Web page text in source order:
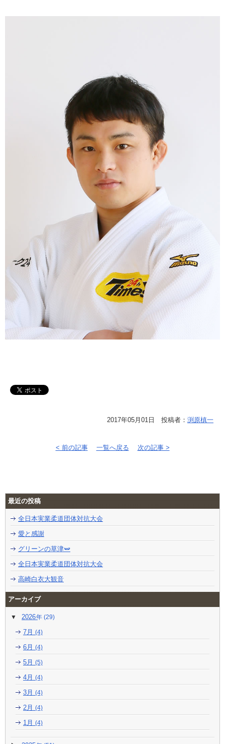
2017年05月01日 投稿者： 渕原槙一
< 前の記事 一覧へ戻る 次の記事 >
最近の投稿
全日本実業柔道団体対抗大会
愛と感謝
グリーンの草津🫛
全日本実業柔道団体対抗大会
高崎白衣大観音
アーカイブ
2026 (29)
7月 (4)
6月 (4)
5月 (5)
4月 (4)
3月 (4)
2月 (4)
1月 (4)